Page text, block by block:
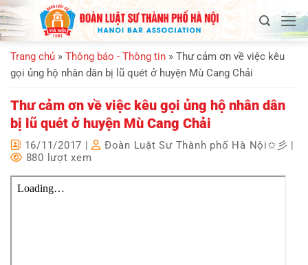
Bỏ
qua
nội
dung
Trang chủ » Thông báo - Thông tin » Thư cảm ơn về việc kêu
gọi ủng hộ nhân dân bị lũ quét ở huyện Mù Cang Chải
Thư cảm ơn về việc kêu gọi ủng hộ nhân dân
bị lũ quét ở huyện Mù Cang Chải
16/11/2017 | Đoàn Luật Sư Thành phố Hà Nội✩彡 |
880 lượt xem